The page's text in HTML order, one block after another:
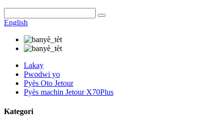
English
Lakay
Pwodwi yo
Pyès Oto Jetour
Pyès machin Jetour X70Plus
Kategori